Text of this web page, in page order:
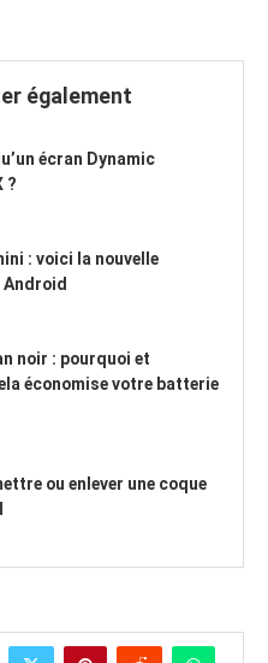
également
écran Dynamic
?
: voici la nouvelle
noir : pourquoi et
économise votre batterie
ou enlever une coque